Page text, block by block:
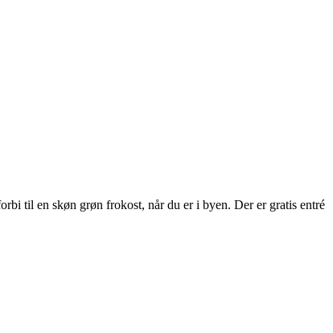
til en skøn grøn frokost, når du er i byen. Der er gratis entré